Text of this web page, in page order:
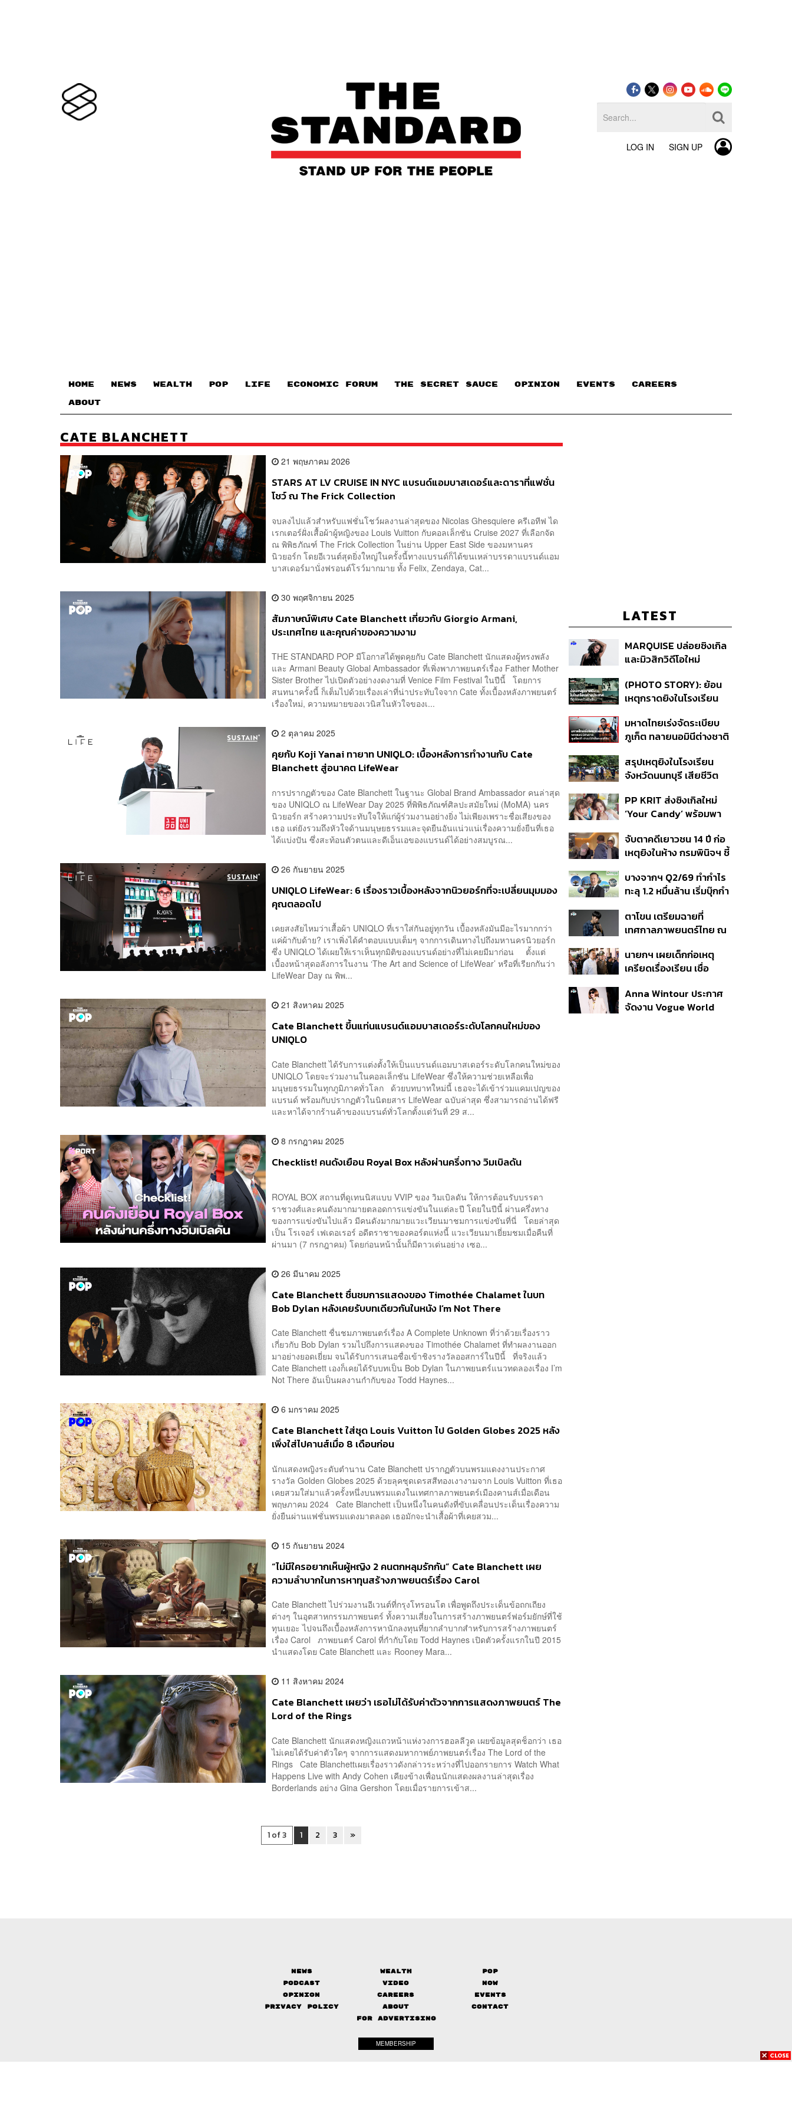
LOG IN SIGN UP
HOME NEWS WEALTH POP LIFE ECONOMIC FORUM THE SECRET SAUCE​ OPINION EVENTS CAREERS
ABOUT
CATE BLANCHETT
21 พฤษภาคม 2026
STARS AT LV CRUISE IN NYC แบรนด์แอมบาสเดอร์และดาราที่แฟชั่น
โชว์ ณ The Frick Collection
จบลงไปแล้วสำหรับแฟชั่นโชว์ผลงานล่าสุดของ Nicolas Ghesquiere ครีเอทีฟ ได
เรกเตอร์ฝั่งเสื้อผ้าผู้หญิงของ Louis Vuitton กับคอลเล็กชัน Cruise 2027 ที่เลือกจัด
ณ พิพิธภัณฑ์ The Frick Collection ในย่าน Upper East Side ของมหานคร
นิวยอร์ก โดยอีเวนต์สุดยิ่งใหญ่ในครั้งนี้ทางแบรนด์ก็ได้ขนเหล่าบรรดาแบรนด์แอม
บาสเดอร์มานั่งฟรอนต์โรว์มากมาย ทั้ง Felix, Zendaya, Cat...
30 พฤศจิกายน 2025
สัมภาษณ์พิเศษ Cate Blanchett เกี่ยวกับ Giorgio Armani,
ประเทศไทย และคุณค่าของความงาม
THE STANDARD POP มีโอกาสได้พูดคุยกับ Cate Blanchett นักแสดงผู้ทรงพลัง
และ Armani Beauty Global Ambassador ที่เพิ่งพาภาพยนตร์เรื่อง Father Mother
Sister Brother ไปเปิดตัวอย่างงดงามที่ Venice Film Festival ในปีนี้ โดยการ
สนทนาครั้งนี้ ก็เต็มไปด้วยเรื่องเล่าที่น่าประทับใจจาก Cate ทั้งเบื้องหลังภาพยนตร์
เรื่องใหม่, ความหมายของเวนิสในหัวใจของเ...
2 ตุลาคม 2025
คุยกับ Koji Yanai ทายาท UNIQLO: เบื้องหลังการทำงานกับ Cate
Blanchett สู่อนาคต LifeWear
การปรากฏตัวของ Cate Blanchett ในฐานะ Global Brand Ambassador คนล่าสุด
ของ UNIQLO ณ LifeWear Day 2025 ที่พิพิธภัณฑ์ศิลปะสมัยใหม่ (MoMA) นคร
นิวยอร์ก สร้างความประทับใจให้แก่ผู้ร่วมงานอย่างยิ่ง ไม่เพียงเพราะชื่อเสียงของ
เธอ แต่ยังรวมถึงหัวใจด้านมนุษยธรรมและจุดยืนอันแน่วแน่เรื่องความยั่งยืนที่เธอ
ได้แบ่งปัน ซึ่งสะท้อนตัวตนและดีเอ็นเอของแบรนด์ได้อย่างสมบูรณ...
26 กันยายน 2025
UNIQLO LifeWear: 6 เรื่องราวเบื้องหลังจากนิวยอร์กที่จะเปลี่ยนมุมมอง
คุณตลอดไป
เคยสงสัยไหมว่าเสื้อผ้า UNIQLO ที่เราใส่กันอยู่ทุกวัน เบื้องหลังมันมีอะไรมากกว่า
แค่ผ้ากับด้าย? เราเพิ่งได้คำตอบแบบเต็มๆ จากการเดินทางไปถึงมหานครนิวยอร์ก
ซึ่ง UNIQLO ได้เผยให้เราเห็นทุกมิติของแบรนด์อย่างที่ไม่เคยมีมาก่อน ตั้งแต่
เบื้องหน้าสุดอลังการในงาน ‘The Art and Science of LifeWear’ หรือที่เรียกกันว่า
LifeWear Day ณ พิพ...
21 สิงหาคม 2025
Cate Blanchett ขึ้นแท่นแบรนด์แอมบาสเดอร์ระดับโลกคนใหม่ของ
UNIQLO
Cate Blanchett ได้รับการแต่งตั้งให้เป็นแบรนด์แอมบาสเดอร์ระดับโลกคนใหม่ของ
UNIQLO โดยจะร่วมงานในคอลเล็กชัน LifeWear ซึ่งให้ความช่วยเหลือเพื่อ
มนุษยธรรมในทุกภูมิภาคทั่วโลก ด้วยบทบาทใหม่นี้ เธอจะได้เข้าร่วมแคมเปญของ
แบรนด์ พร้อมกับปรากฏตัวในนิตยสาร LifeWear ฉบับล่าสุด ซึ่งสามารถอ่านได้ฟรี
และหาได้จากร้านค้าของแบรนด์ทั่วโลกตั้งแต่วันที่ 29 ส...
8 กรกฎาคม 2025
Checklist! คนดังเยือน Royal Box หลังผ่านครึ่งทาง วิมเบิลดัน
ROYAL BOX สถานที่ดูเทนนิสแบบ VVIP ของ วิมเบิลดัน ให้การต้อนรับบรรดา
ราชวงศ์และคนดังมากมายตลอดการแข่งขันในแต่ละปี โดยในปีนี้ ผ่านครึ่งทาง
ของการแข่งขันไปแล้ว มีคนดังมากมายแวะเวียนมาชมการแข่งขันที่นี่ โดยล่าสุด
เป็น โรเจอร์ เฟเดอเรอร์ อดีตราชาของคอร์ตแห่งนี้ แวะเวียนมาเยี่ยมชมเมื่อคืนที่
ผ่านมา (7 กรกฎาคม) โดยก่อนหน้านั้นก็มีดาวเด่นอย่าง เซอ...
26 มีนาคม 2025
Cate Blanchett ชื่นชมการแสดงของ Timothée Chalamet ในบท
Bob Dylan หลังเคยรับบทเดียวกันในหนัง I’m Not There
Cate Blanchett ชื่นชมภาพยนตร์เรื่อง A Complete Unknown ที่ว่าด้วยเรื่องราว
เกี่ยวกับ Bob Dylan รวมไปถึงการแสดงของ Timothée Chalamet ที่ทำผลงานออก
มาอย่างยอดเยี่ยม จนได้รับการเสนอชื่อเข้าชิงรางวัลออสการ์ในปีนี้ ที่จริงแล้ว
Cate Blanchett เองก็เคยได้รับบทเป็น Bob Dylan ในภาพยนตร์แนวทดลองเรื่อง I’m
Not There อันเป็นผลงานกำกับของ Todd Haynes...
6 มกราคม 2025
Cate Blanchett ใส่ชุด Louis Vuitton ไป Golden Globes 2025 หลัง
เพิ่งใส่ไปคานส์เมื่อ 8 เดือนก่อน
นักแสดงหญิงระดับตำนาน Cate Blanchett ปรากฏตัวบนพรมแดงงานประกาศ
รางวัล Golden Globes 2025 ด้วยลุคชุดเดรสสีทองเงางามจาก Louis Vuitton ที่เธอ
เคยสวมใส่มาแล้วครั้งหนึ่งบนพรมแดงในเทศกาลภาพยนตร์เมืองคานส์เมื่อเดือน
พฤษภาคม 2024 Cate Blanchett เป็นหนึ่งในคนดังที่ขับเคลื่อนประเด็นเรื่องความ
ยั่งยืนผ่านแฟชั่นพรมแดงมาตลอด เธอมักจะนำเสื้อผ้าที่เคยสวม...
15 กันยายน 2024
“ไม่มีใครอยากเห็นผู้หญิง 2 คนตกหลุมรักกัน” Cate Blanchett เผย
ความลำบากในการหาทุนสร้างภาพยนตร์เรื่อง Carol
Cate Blanchett ไปร่วมงานอีเวนต์ที่กรุงโทรอนโต เพื่อพูดถึงประเด็นข้อถกเถียง
ต่างๆ ในอุตสาหกรรมภาพยนตร์ ทั้งความเสี่ยงในการสร้างภาพยนตร์ฟอร์มยักษ์ที่ใช้
ทุนเยอะ ไปจนถึงเบื้องหลังการหานักลงทุนที่ยากลำบากสำหรับการสร้างภาพยนตร์
เรื่อง Carol ภาพยนตร์ Carol ที่กำกับโดย Todd Haynes เปิดตัวครั้งแรกในปี 2015
นำแสดงโดย Cate Blanchett และ Rooney Mara...
11 สิงหาคม 2024
Cate Blanchett เผยว่า เธอไม่ได้รับค่าตัวจากการแสดงภาพยนตร์ The
Lord of the Rings
Cate Blanchett นักแสดงหญิงแถวหน้าแห่งวงการฮอลลีวูด เผยข้อมูลสุดช็อกว่า เธอ
ไม่เคยได้รับค่าตัวใดๆ จากการแสดงมหากาพย์ภาพยนตร์เรื่อง The Lord of the
Rings Cate Blanchettเผยเรื่องราวดังกล่าวระหว่างที่ไปออกรายการ Watch What
Happens Live with Andy Cohen เคียงข้างเพื่อนนักแสดงผลงานล่าสุดเรื่อง
Borderlands อย่าง Gina Gershon โดยเมื่อรายการเข้าส...
1 of 3 1 2 3 »
LATEST
MARQUISE ปล่อยซิงเกิล
และมิวสิกวิดีโอใหม่
สัมพันธ์สุด Toxic
(PHOTO STORY): ย้อน
เหตุกราดยิงในโรงเรียน
นักเรียน
มหาดไทยเร่งจัดระเบียบ
ภูเก็ต ทลายนอมินีต่างชาติ
ที่ดิน เคลียร์ใบอนุญาต
โรงแรมค้าง 7 ปี
สรุปเหตุยิงในโรงเรียน
จังหวัดนนทบุรี เสียชีวิต
ปมค้นประวัติคดีกราดยิงที่
สหรัฐฯ
PP KRIT ส่งซิงเกิลใหม่
‘Your Candy’ พร้อมพา
สิกวิดีโอ
จับตาคดีเยาวชน 14 ปี ก่อ
เหตุยิงในห้าง กรมพินิจฯ ชี้
เนื่อง ประเมินปล่อยตัว
บางจากฯ Q2/69 ทำกำไร
ทะลุ 1.2 หมื่นล้าน เริ่มบุ๊กกำ
แรก หนุนรายได้ครึ่งปีทะลุ
3.2 แสนล้าน
ตาโขน เตรียมฉายที่
เทศกาลภาพยนตร์ไทย ณ
นายกฯ เผยเด็กก่อเหตุ
เครียดเรื่องเรียน เชื่อ
กระสุนอีกกว่า 30 นัด หาก
ไม่จบชีวิตตัวเองอาจสูญ
Anna Wintour ประกาศ
จัดงาน Vogue World
News Wealth
Pop
Podcast
Video
Now
Opinion
Careers
Events
Privacy Policy
About
Contact
FOR ADVERTISING
MEMBERSHIP